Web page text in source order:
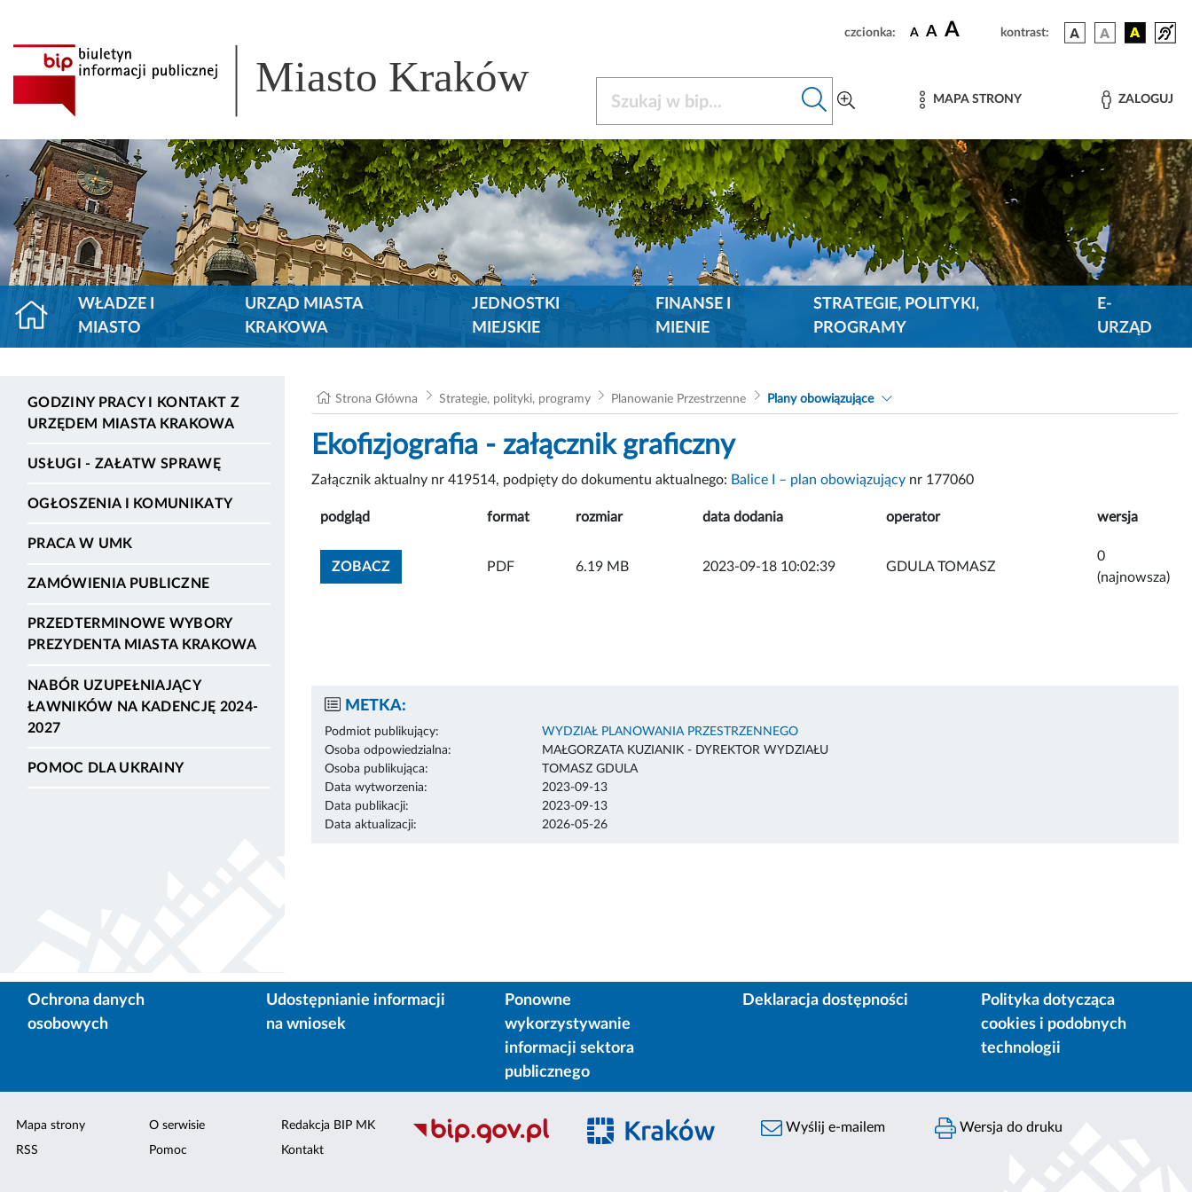
czcionka: A A A kontrast:
Miasto Kraków MAPA STRONY ZALOGUJ
WŁADZE I
MIASTO
URZĄD MIASTA
KRAKOWA
JEDNOSTKI
MIEJSKIE
FINANSE I
MIENIE
STRATEGIE, POLITYKI,
PROGRAMY
E-
URZĄD
GODZINY PRACY I KONTAKT Z
URZĘDEM MIASTA KRAKOWA
USŁUGI - ZAŁATW SPRAWĘ
OGŁOSZENIA I KOMUNIKATY
PRACA W UMK
ZAMÓWIENIA PUBLICZNE
PRZEDTERMINOWE WYBORY
PREZYDENTA MIASTA KRAKOWA
NABÓR UZUPEŁNIAJĄCY
ŁAWNIKÓW NA KADENCJĘ 2024-
2027
POMOC DLA UKRAINY
Strona Główna Strategie, polityki, programy Planowanie Przestrzenne Plany obowiązujące
Ekofizjografia - załącznik graficzny
Załącznik aktualny nr 419514, podpięty do dokumentu aktualnego: Balice I – plan obowiązujący nr 177060
podgląd format rozmiar data dodania operator wersja
ZOBACZZOBACZ ZAŁĄCZNIK
PDF 6.19 MB 2023-09-18 10:02:39 GDULA TOMASZ
0
(najnowsza)
METKA:
Podmiot publikujący:
WYDZIAŁ PLANOWANIA PRZESTRZENNEGO
Osoba odpowiedzialna:
MAŁGORZATA KUZIANIK - DYREKTOR WYDZIAŁU
Osoba publikująca:
TOMASZ GDULA
Data wytworzenia:
2023-09-13
Data publikacji:
2023-09-13
Data aktualizacji:
2026-05-26
Ochrona danych
osobowych
Udostępnianie informacji
na wniosek
Ponowne
wykorzystywanie
informacji sektora
publicznego
Deklaracja dostępności
Polityka dotycząca
cookies i podobnych
technologii
Mapa strony
RSS
O serwisie
Pomoc
Redakcja BIP MK
Kontakt
Wyślij e-mailem Wersja do druku